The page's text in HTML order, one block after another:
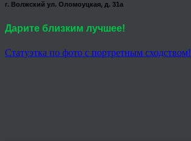
г. Волжский ул. Оломоуцкая, д. 31а
Дарите близким лучшее!
Статуэтка по фото с портретным сходством!